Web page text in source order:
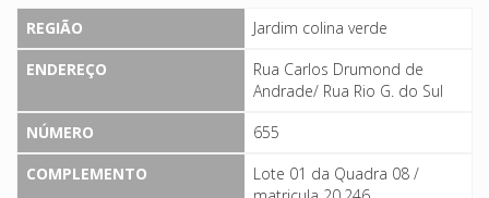
REGIÃO
Jardim colina verde
ENDEREÇO
Rua Carlos Drumond de
Andrade/ Rua Rio G. do Sul
NÚMERO
655
COMPLEMENTO
Lote 01 da Quadra 08 /